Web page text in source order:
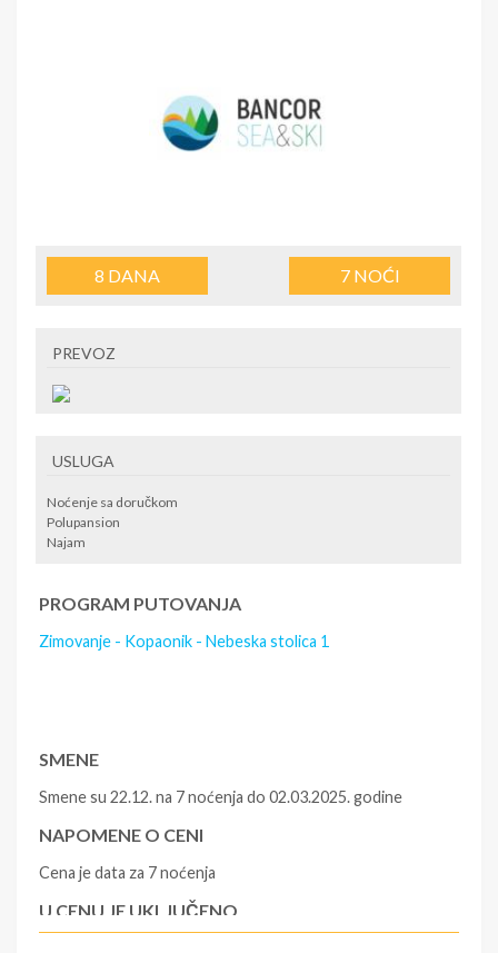
8 DANA 7NOĆI
PREVOZ
USLUGA
Noćenje sa doručkom
Polupansion
Najam
PROGRAM PUTOVANJA
Zimovanje - Kopaonik - Nebeska stolica 1
SMENE
Smene su 22.12. na 7 noćenja do 02.03.2025. godine
NAPOMENE O CENI
Cena je data za 7 noćenja
U CENU JE UKLJUČENO